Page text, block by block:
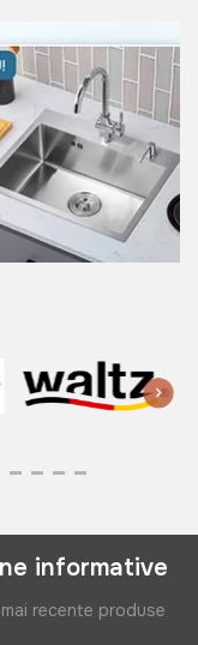
informative
recente produse